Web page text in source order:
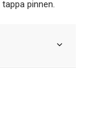
pinnen.